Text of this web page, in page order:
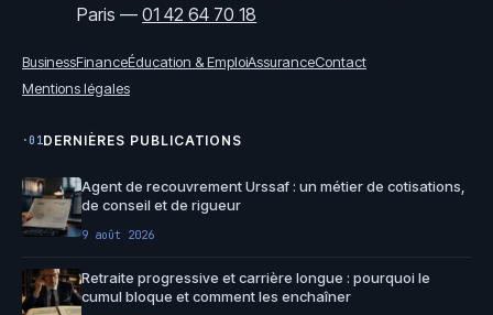
Paris —01 42 64 70 18
BusinessFinanceÉducation & EmploiAssuranceContact
Mentions légales
·01DERNIÈRES PUBLICATIONS
Agent de recouvrement Urssaf : un métier de cotisations,
de conseil et de rigueur
9 août 2026
Retraite progressive et carrière longue : pourquoi le
cumul bloque et comment les enchaîner